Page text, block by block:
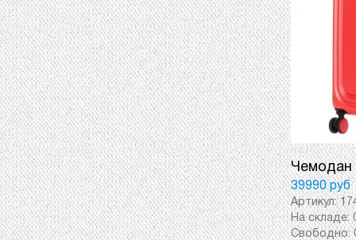
Чемодан
39990 руб
Артикул:
На складе:
Свободно: